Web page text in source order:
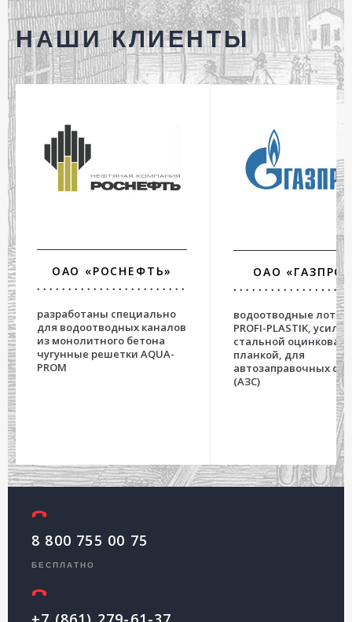
НАШИ КЛИЕНТЫ
ОАО «РОСНЕФТЬ»
разработаны специально
для водоотводных каналов
из монолитного бетона
чугунные решетки AQUA-
PROM
ОАО
водоотводные лотки
PROFI-PLASTIK,
стальной
планкой, для
автозаправочных
(АЗС)
8 800 755 00 75
БЕСПЛАТНО